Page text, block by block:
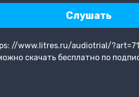
Слушать
//www.litres.ru/audiotrial/
скачать бесплатно по